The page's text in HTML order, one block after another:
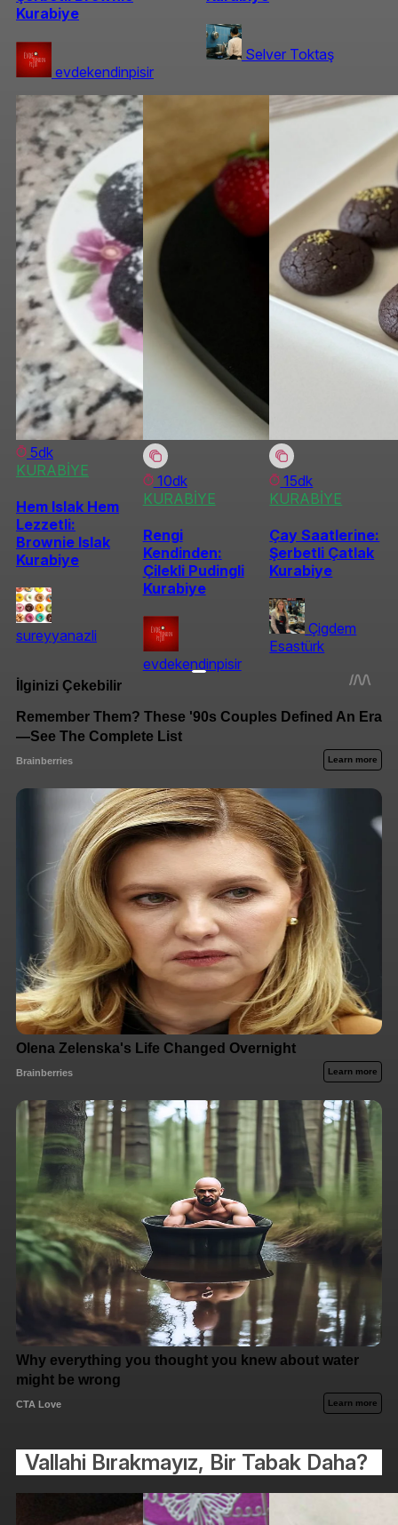
Kurabiye
evdekendinpisir
Selver Toktaş
5dk
KURABİYE
Hem Islak Hem
Lezzetli:
Brownie Islak
Kurabiye
sureyyanazli
10dk
KURABİYE
Rengi
Kendinden:
Çilekli Pudingli
Kurabiye
evdekendinpisir
15dk
KURABİYE
Çay Saatlerine:
Şerbetli Çatlak
Kurabiye
Çigdem
Esastürk
Vallahi Bırakmayız, Bir Tabak Daha?